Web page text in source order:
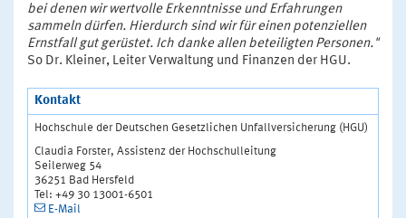
bei denen wir wertvolle Erkenntnisse und Erfahrungen
sammeln dürfen. Hierdurch sind wir für einen potenziellen
Ernstfall gut gerüstet. Ich danke allen beteiligten Personen."
So Dr. Kleiner, Leiter Verwaltung und Finanzen der HGU.
Kontakt
Hochschule der Deutschen Gesetzlichen Unfallversicherung (HGU)
Claudia Forster, Assistenz der Hochschulleitung
Seilerweg 54
36251 Bad Hersfeld
Tel: +49 30 13001-6501
E-Mail